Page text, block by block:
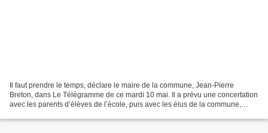
Il faut prendre le temps, déclare le maire de la commune, Jean-Pierre
Breton, dans Le Télégramme de ce mardi 10 mai. Il a prévu une concertation
avec les parents d’élèves de l’école, puis avec les élus de la commune,